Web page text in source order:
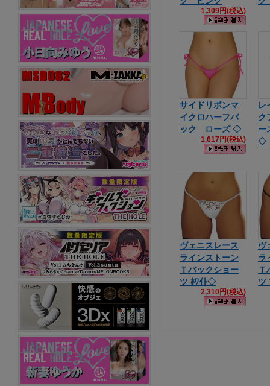
1,309円(税込)
サイドリボンマ
イクロハーフバ
ック ローズ ◇
1,617円(税込)
レ
ク
◇
ヴェニスレース
ラインストーン
Ｔバックショー
ツ ﾎﾜｲﾄ◇
2,310円(税込)
ヴ
ラ
Ｔ
ツ